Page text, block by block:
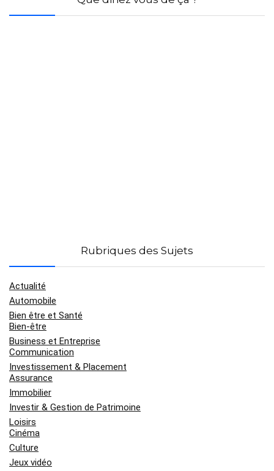
Rubriques des Sujets
Actualité
Automobile
Bien être et Santé
Bien-être
Business et Entreprise
Communication
Investissement & Placement
Assurance
Immobilier
Investir & Gestion de Patrimoine
Loisirs
Cinéma
Culture
Jeux vidéo